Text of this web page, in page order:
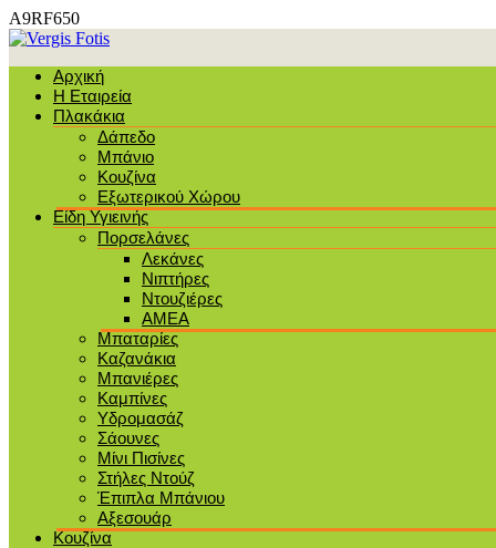
A9RF650
Αρχική
Η Εταιρεία
Πλακάκια
Δάπεδο
Μπάνιο
Κουζίνα
Εξωτερικού Χώρου
Είδη Υγιεινής
Πορσελάνες
Λεκάνες
Νιπτήρες
Ντουζιέρες
ΑΜΕΑ
Μπαταρίες
Καζανάκια
Μπανιέρες
Καμπίνες
Υδρομασάζ
Σάουνες
Μίνι Πισίνες
Στήλες Ντούζ
Έπιπλα Μπάνιου
Αξεσουάρ
Κουζίνα